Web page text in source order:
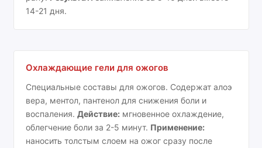
14-21 дня.
Охлаждающие гели для ожогов
Специальные составы для ожогов. Содержат алоэ
вера, ментол, пантенол для снижения боли и
воспаления. Действие:мгновенное охлаждение,
облегчение боли за 2-5 минут. Применение:
наносить толстым слоем на ожог сразу после